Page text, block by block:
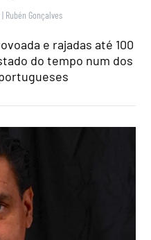
| Rubén Gonçalves
e rajadas até 100
do tempo num dos